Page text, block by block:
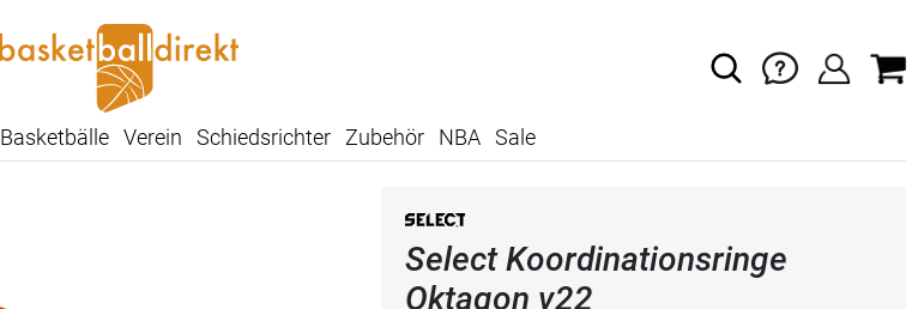
Basketbälle Verein Schiedsrichter Zubehör NBA Sale
Select Koordinationsringe
Oktagon v22